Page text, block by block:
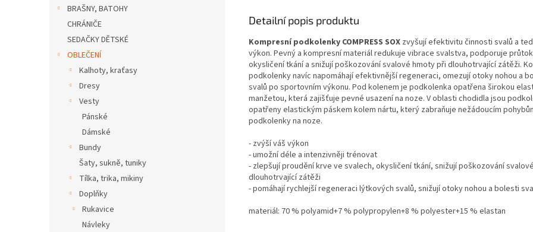
BRAŠNY, BATOHY
CHRÁNIČE
SEDAČKY DĚTSKÉ
OBLEČENÍ
Kalhoty, kraťasy
Dresy
Vesty
Pánské
Dámské
Bundy
Šaty, sukně, tuniky
Tílka, trika, mikiny
Doplňky
Rukavice
Návleky
Detailní popis produktu
Kompresní podkolenky COMPRESS SOX zvyšují efektivitu činnosti svalů a
výkon. Pevný a kompresní materiál redukuje vibrace svalstva, podporuje
okysličení tkání a snižují poškozování svalové hmoty při dlouhotrvající zátěži.
podkolenky navíc napomáhají efektivnější regeneraci, omezují otoky nohou a
svalů po sportovním výkonu. Pod kolenem je podkolenka opatřena širokou
manžetou, která zajišťuje pevné usazení na noze. V oblasti chodidla jsou
opatřeny elastickým páskem kolem nártu, který zabraňuje nežádoucím
podkolenky na noze.
- zvýší váš výkon
- umožní déle a intenzivněji trénovat
- zlepšují proudění krve ve svalech, okysličení tkání, snižují poškozování
dlouhotrvající zátěži
- pomáhají rychlejší regeneraci lýtkových svalů, snižují otoky nohou a bolesti
materiál: 70 % polyamid+7 % polypropylen+8 % polyester+15 % elastan